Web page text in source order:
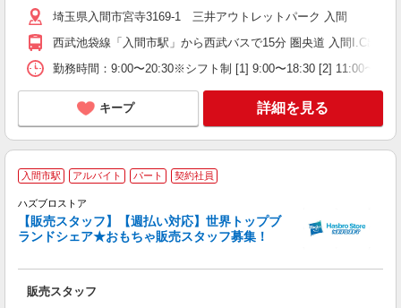
埼玉県入間市宮寺3169-1 三井アウトレットパーク 入間
西武池袋線「入間市駅」から西武バスで15分 圏央道 入間I.C出口
勤務時間：9:00〜20:30※シフト制 [1] 9:00〜18:30 [2] 11:00〜
キープ 詳細を見る
入間市駅 アルバイト パート 契約社員
ハズブロストア
【販売スタッフ】【週払い対応】世界トップブ
ランドシェア★おもちゃ販売スタッフ募集！
販売スタッフ